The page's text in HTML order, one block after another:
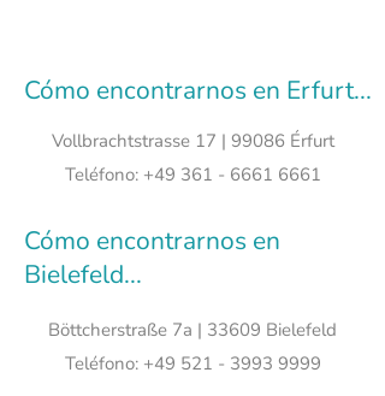
Cómo encontrarnos en Erfurt...
Vollbrachtstrasse 17 | 99086 Érfurt
Teléfono: +49 361 - 6661 6661
Cómo encontrarnos en
Bielefeld...
Böttcherstraße 7a | 33609 Bielefeld
Teléfono: +49 521 - 3993 9999